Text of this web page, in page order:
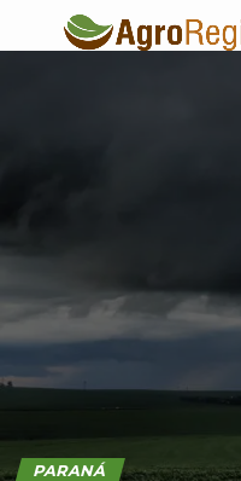
PARANÁ